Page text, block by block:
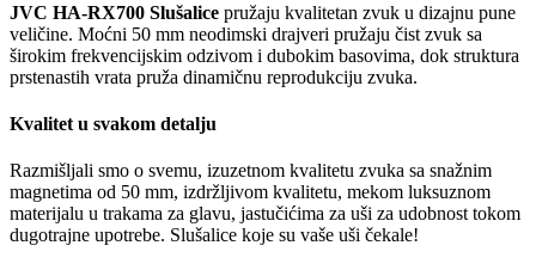
JVC HA-RX700 Slušalice pružaju kvalitetan zvuk u dizajnu pune
veličine. Moćni 50 mm neodimski drajveri pružaju čist zvuk sa
širokim frekvencijskim odzivom i dubokim basovima, dok struktura
prstenastih vrata pruža dinamičnu reprodukciju zvuka.
Kvalitet u svakom detalju
Razmišljali smo o svemu, izuzetnom kvalitetu zvuka sa snažnim
magnetima od 50 mm, izdržljivom kvalitetu, mekom luksuznom
materijalu u trakama za glavu, jastučićima za uši za udobnost tokom
dugotrajne upotrebe. Slušalice koje su vaše uši čekale!